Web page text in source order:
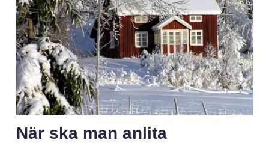
När ska man anlita